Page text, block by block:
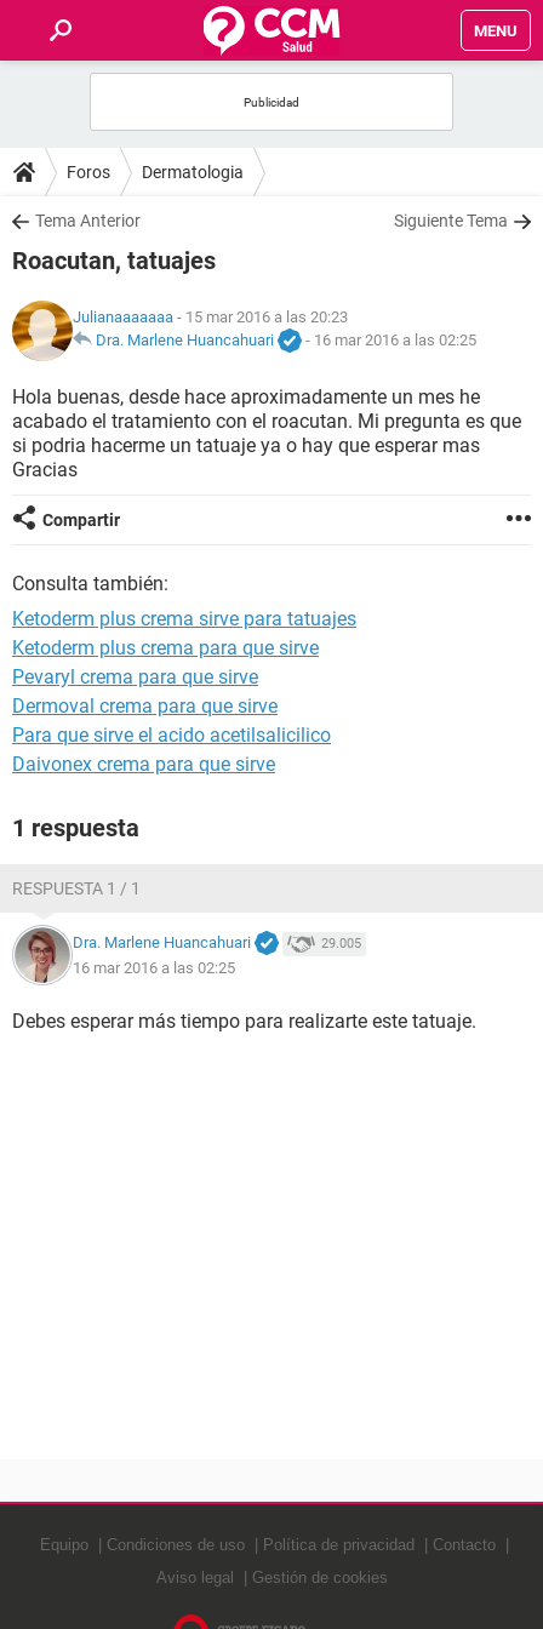
MENU
FOROS
SALUD
NUTRICIÓN
BIENESTAR
SEXUALIDAD
GLOSARIO
Foros Dermatologia
Tema Anterior Siguiente Tema
Roacutan, tatuajes
Julianaaaaaaa - 15 mar 2016 a las 20:23
Dra. Marlene Huancahuari
- 16 mar 2016 a las 02:25
Hola buenas, desde hace aproximadamente un mes he
acabado el tratamiento con el roacutan. Mi pregunta es que
si podria hacerme un tatuaje ya o hay que esperar mas
Gracias
Compartir
Consulta también:
Ketoderm plus crema sirve para tatuajes
Ketoderm plus crema para que sirve
Pevaryl crema para que sirve
Dermoval crema para que sirve
Para que sirve el acido acetilsalicilico
Daivonex crema para que sirve
1 respuesta
RESPUESTA 1 / 1
Dra. Marlene Huancahuari 29.005
16 mar 2016 a las 02:25
Debes esperar más tiempo para realizarte este tatuaje.
Equipo Condiciones de uso Política de privacidad
Contacto
Aviso legal
Gestión de cookies